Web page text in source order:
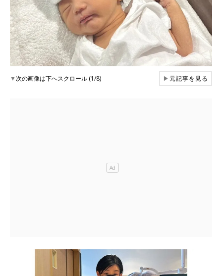
▼次の画像は下へスクロール (1/8) ▶元記事を見る